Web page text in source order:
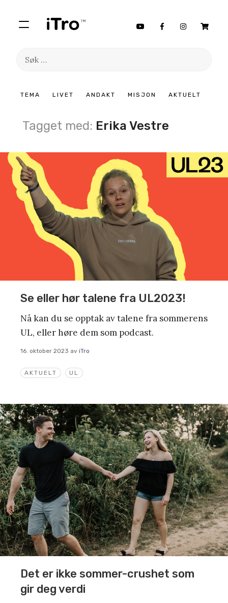
TEMA LIVET ANDAKT MISJON AKTUELT
Søk
Tagget med: Erika Vestre
AKTUELT UL
Se eller hør talene fra UL2023!
Nå kan du se opptak av talene fra sommerens
UL, eller høre dem som podcast.
16. oktober 2023 av iTro
Det er ikke sommer-crushet som
gir deg verdi